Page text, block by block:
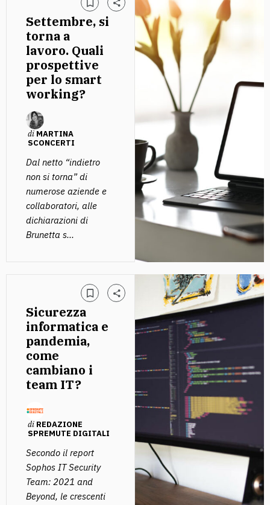
Settembre, si
torna a
lavoro. Quali
prospettive
per lo smart
working?
di MARTINA
SCONCERTI
Dal netto “indietro
non si torna” di
numerose aziende e
collaboratori, alle
dichiarazioni di
Brunetta s...
Sicurezza
informatica e
pandemia,
come
cambiano i
team IT?
di REDAZIONE
SPREMUTE DIGITALI
Secondo il report
Sophos IT Security
Team: 2021 and
Beyond, le crescenti